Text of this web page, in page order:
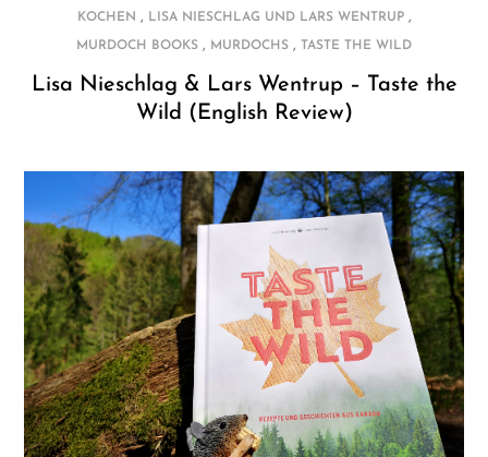
KOCHEN , LISA NIESCHLAG UND LARS WENTRUP,
MURDOCH BOOKS , MURDOCHS , TASTE THE WILD
Lisa Nieschlag & Lars Wentrup – Taste the
Wild (English Review)